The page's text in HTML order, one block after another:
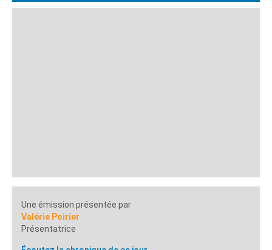
Une émission présentée par
Valérie Poirier
Présentatrice